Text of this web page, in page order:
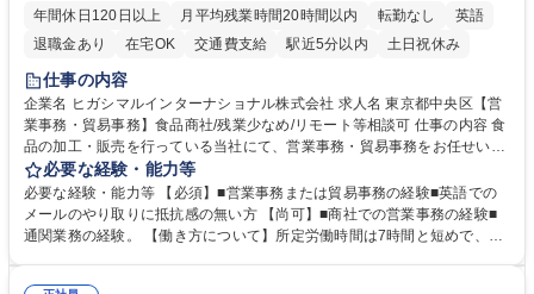
年間休日120日以上
月平均残業時間20時間以内 転勤なし
英語
退職金あり
在宅OK 交通費支給 駅近5分以内 土日祝休み
仕事の内容
企業名 ヒガシマルインターナショナル株式会社 求人名 東京都中央区【営
業事務・貿易事務】食品商社/残業少なめ/リモート等相談可 仕事の内容 食
品の加工・販売を行っている当社にて、営業事務・貿易事務をお任せいた
します。営業社員のサポートポジションとして、受発注から海外工場との
調整まで幅広く対応し、当社事業の根幹を支えていただきます。 ■受発注
業務、請求書発行 ■海外工場とのスケジュール調整 ■在庫管理 ■輸入書類
の確認・作成 ■配送手配 ■通関業者を通して行う輸出入業全般 ■倉庫との
必要な経験・能力等
必要な経験・能力等 【必須】■営業事務または貿易事務の経験■英語での
メールのやり取りに抵抗感の無い方 【尚可】■商社での営業事務の経験■
通関業務の経験。 【働き方について】所定労働時間は7時間と短めで、残